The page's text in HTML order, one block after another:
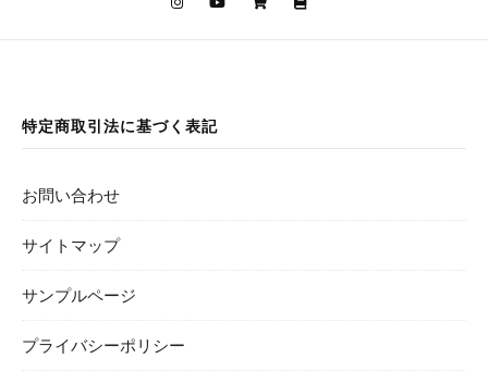
特定商取引法に基づく表記
お問い合わせ
サイトマップ
サンプルページ
プライバシーポリシー